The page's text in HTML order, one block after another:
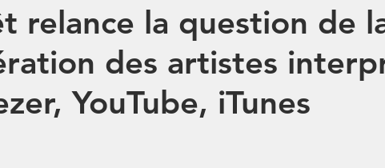
DSN BOSS Contrats aidés Jours fériés
relance la question de
des artistes
YouTube, iTunes